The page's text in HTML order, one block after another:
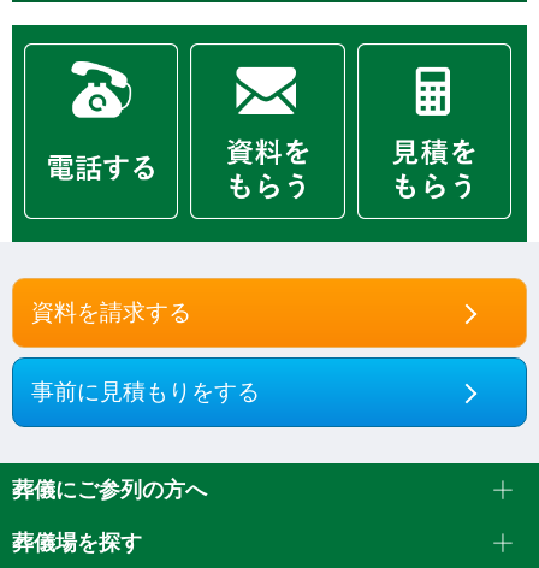
資料を請求する
事前に見積もりをする
葬儀にご参列の方へ
葬儀場を探す